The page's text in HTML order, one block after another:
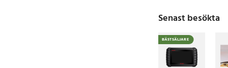
Senast besökta
BÄSTSÄLJARE